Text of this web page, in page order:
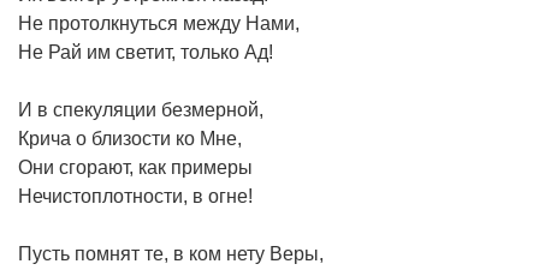
Не протолкнуться между Нами,
Не Рай им светит, только Ад!
И в спекуляции безмерной,
Крича о близости ко Мне,
Они сгорают, как примеры
Нечистоплотности, в огне!
Пусть помнят те, в ком нету Веры,